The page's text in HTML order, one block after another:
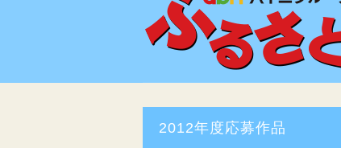
2012年度応募作品